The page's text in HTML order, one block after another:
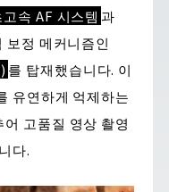
속 AF 시스템 과
보정 메커니즘인
를 탑재했습니다. 이
유연하게 억제하는
어 고품질 영상 촬영
다.